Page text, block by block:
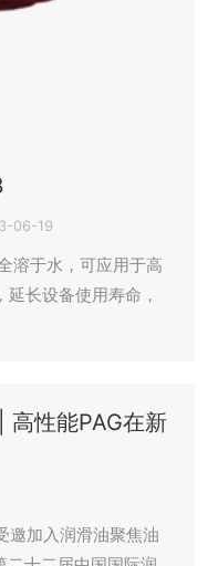
06-19
溶于水，可应用于高
长设备使用寿命，
高性能PAG在新
邀加入润滑油聚焦油